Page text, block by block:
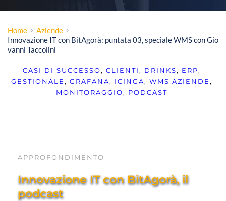
Home
Aziende
Innovazione IT con BitAgorà: puntata 03, speciale WMS con Gio
vanni Taccolini
CASI DI SUCCESSO, CLIENTI , DRINKS, ERP
GESTIONALE , GRAFANA, ICINGA, WMS AZIENDE
MONITORAGGIO, PODCAST
APPROFONDIMENTO
Innovazione IT con BitAgorà, il
podcast